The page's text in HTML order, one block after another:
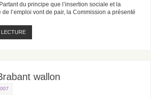
du principe que l’insertion sociale et la
l’emploi vont de pair, la Commission a présenté
wallon